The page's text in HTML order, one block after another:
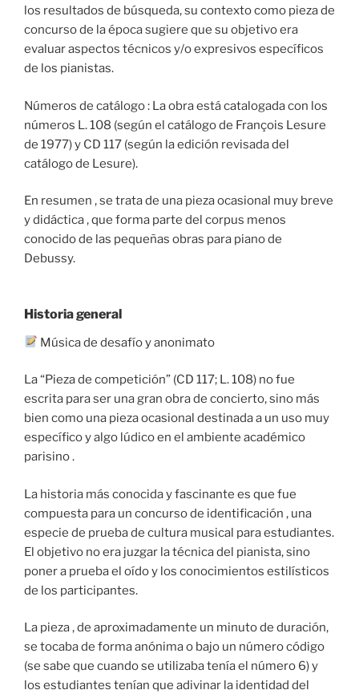
los resultados de búsqueda, su contexto como pieza de
concurso de la época sugiere que su objetivo era
evaluar aspectos técnicos y/o expresivos específicos
de los pianistas.
Números de catálogo : La obra está catalogada con los
números L. 108 (según el catálogo de François Lesure
de 1977) y CD 117 (según la edición revisada del
catálogo de Lesure).
En resumen , se trata de una pieza ocasional muy breve
y didáctica , que forma parte del corpus menos
conocido de las pequeñas obras para piano de
Debussy.
Historia general
Música de desafío y anonimato
La “Pieza de competición” (CD 117; L. 108) no fue
escrita para ser una gran obra de concierto, sino más
bien como una pieza ocasional destinada a un uso muy
específico y algo lúdico en el ambiente académico
parisino .
La historia más conocida y fascinante es que fue
compuesta para un concurso de identificación , una
especie de prueba de cultura musical para estudiantes.
El objetivo no era juzgar la técnica del pianista, sino
poner a prueba el oído y los conocimientos estilísticos
de los participantes.
La pieza , de aproximadamente un minuto de duración,
se tocaba de forma anónima o bajo un número código
(se sabe que cuando se utilizaba tenía el número 6) y
los estudiantes tenían que adivinar la identidad del